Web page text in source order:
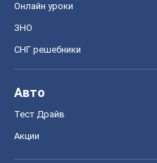
Онлайн уроки
ЗНО
СНГ решебники
Авто
Тест Драйв
Акции